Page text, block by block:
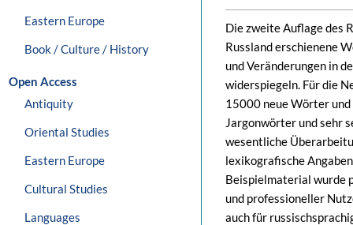
Eastern Europe
Book / Culture / History
Open Access
Antiquity
Oriental Studies
Eastern Europe
Cultural Studies
Languages
Die zweite Auflage des
Russland erschienene
und Veränderungen in
widerspiegeln. Für die
15000 neue Wörter
Jargonwörter und sehr
wesentliche
lexikografische
Beispielmaterial wurde
und professioneller
auch für